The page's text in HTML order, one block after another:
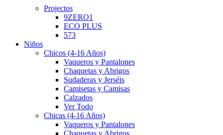
Projectos
9ZERO1
ECO PLUS
573
Niños
Chicos (4-16 Años)
Vaqueros y Pantalones
Chaquetas y Abrigos
Sudaderas y Jerséis
Camisetas y Camisas
Calzados
Ver Todo
Chicas (4-16 Años)
Vaqueros y Pantalones
Chaquetas y Abrigos